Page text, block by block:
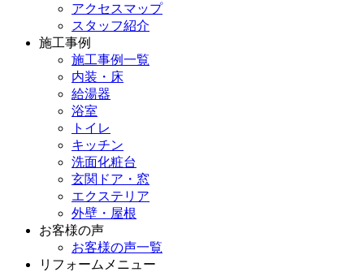
アクセスマップ
スタッフ紹介
施工事例
施工事例一覧
内装・床
給湯器
浴室
トイレ
キッチン
洗面化粧台
玄関ドア・窓
エクステリア
外壁・屋根
お客様の声
お客様の声一覧
リフォームメニュー